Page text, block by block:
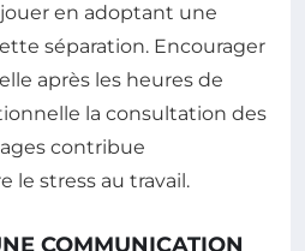
en adoptant une
séparation. Encourager
après les heures de
la consultation des
contribue
le stress au travail.
COMMUNICATION